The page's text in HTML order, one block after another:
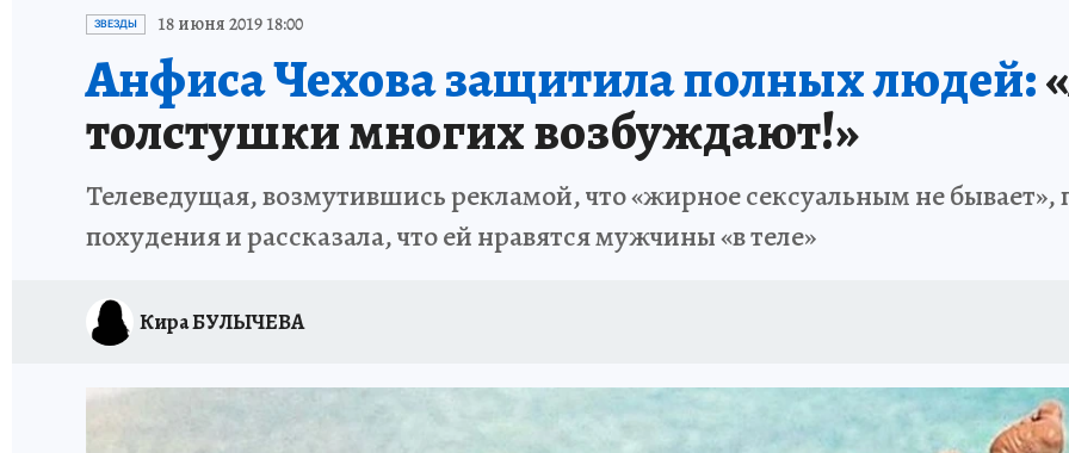
ИСПЫТАНО НА СЕБЕ
ЗВЕЗДЫ 18 июня 2019 18:00
Анфиса Чехова защитила полных людей:
толстушки многих возбуждают!»
Телеведущая, возмутившись рекламой, что «жирное сексуальным не бывает»,
похудения и рассказала, что ей нравятся мужчины «в теле»
Кира БУЛЫЧЕВА